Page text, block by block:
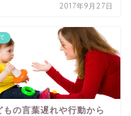
2017年9月27日
もの言葉遅れや行動から